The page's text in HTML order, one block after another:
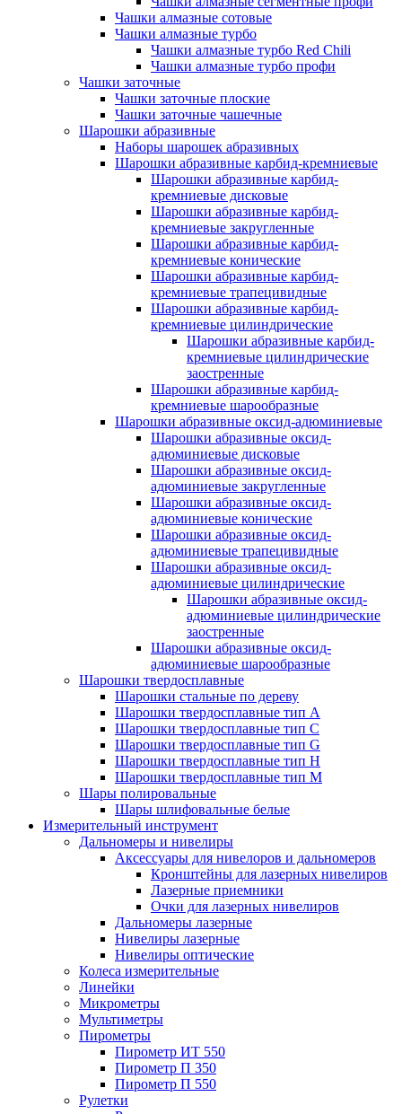
Чашки алмазные сотовые
Чашки алмазные турбо
Чашки алмазные турбо Red Chili
Чашки алмазные турбо профи
Чашки заточные
Чашки заточные плоские
Чашки заточные чашечные
Шарошки абразивные
Наборы шарошек абразивных
Шарошки абразивные карбид-кремниевые
Шарошки абразивные карбид-
кремниевые дисковые
Шарошки абразивные карбид-
кремниевые закругленные
Шарошки абразивные карбид-
кремниевые конические
Шарошки абразивные карбид-
кремниевые трапецивидные
Шарошки абразивные карбид-
кремниевые цилиндрические
Шарошки абразивные карбид-
кремниевые цилиндрические
заостренные
Шарошки абразивные карбид-
кремниевые шарообразные
Шарошки абразивные оксид-адюминиевые
Шарошки абразивные оксид-
адюминиевые дисковые
Шарошки абразивные оксид-
адюминиевые закругленные
Шарошки абразивные оксид-
адюминиевые конические
Шарошки абразивные оксид-
адюминиевые трапецивидные
Шарошки абразивные оксид-
адюминиевые цилиндрические
Шарошки абразивные оксид-
адюминиевые цилиндрические
заостренные
Шарошки абразивные оксид-
адюминиевые шарообразные
Шарошки твердосплавные
Шарошки стальные по дереву
Шарошки твердосплавные тип A
Шарошки твердосплавные тип C
Шарошки твердосплавные тип G
Шарошки твердосплавные тип H
Шарошки твердосплавные тип M
Шары полировальные
Шары шлифовальные белые
Измерительный инструмент
Дальномеры и нивелиры
Аксессуары для нивелоров и дальномеров
Кронштейны для лазерных нивелиров
Лазерные приемники
Очки для лазерных нивелиров
Дальномеры лазерные
Нивелиры лазерные
Нивелиры оптические
Колеса измерительные
Линейки
Микрометры
Мультиметры
Пирометры
Пирометр ИТ 550
Пирометр П 350
Пирометр П 550
Рулетки